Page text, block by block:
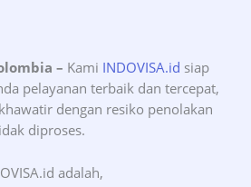
– Kami INDOVISA.id siap
pelayanan terbaik dan tercepat,
dengan resiko penolakan
diproses.
adalah,